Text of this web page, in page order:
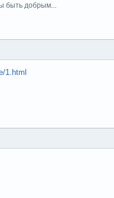
быть добрым...
1.html